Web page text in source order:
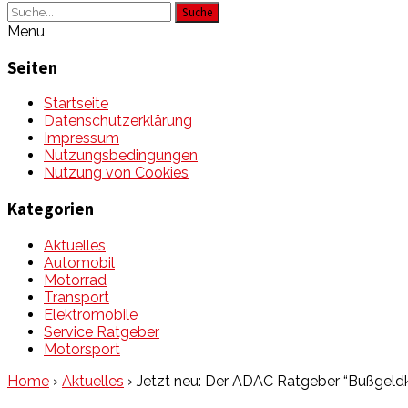
Suche
Menu
Seiten
Startseite
Datenschutzerklärung
Impressum
Nutzungsbedingungen
Nutzung von Cookies
Kategorien
Aktuelles
Automobil
Motorrad
Transport
Elektromobile
Service Ratgeber
Motorsport
Home › Aktuelles › Jetzt neu: Der ADAC Ratgeber